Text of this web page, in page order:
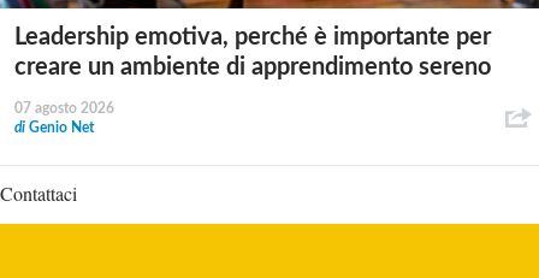
Leadership emotiva, perché è importante per
creare un ambiente di apprendimento sereno
07 agosto 2026
di Genio Net
Contattaci